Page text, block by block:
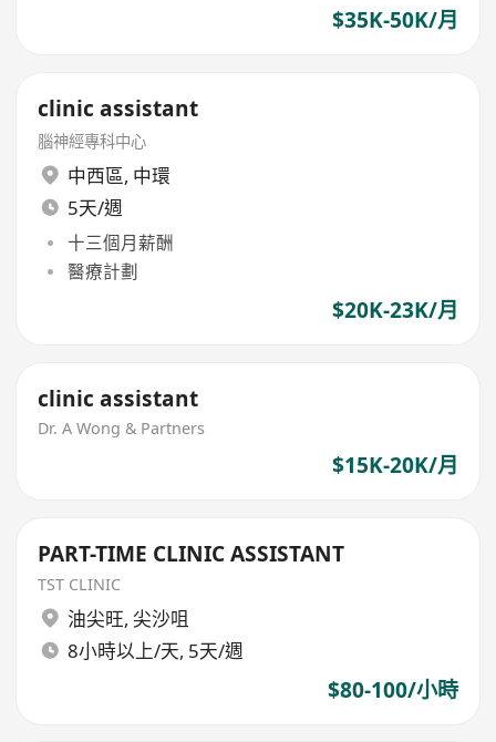
$35K-50K/月
clinic assistant
腦神經專科中心
中西區, 中環
5天/週
十三個月薪酬
醫療計劃
$20K-23K/月
clinic assistant
Dr. A Wong & Partners
$15K-20K/月
PART-TIME CLINIC ASSISTANT
TST CLINIC
油尖旺, 尖沙咀
8小時以上/天, 5天/週
$80-100/小時